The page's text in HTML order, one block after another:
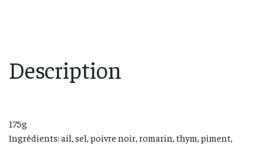
Description
175g
Ingrédients: ail, sel, poivre noir, romarin, thym, piment,